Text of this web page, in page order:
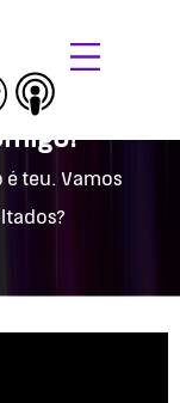
é teu. Vamos